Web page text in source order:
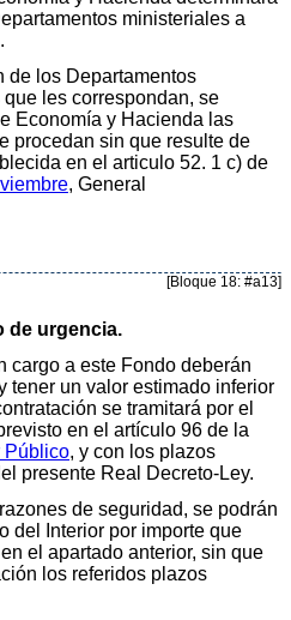
ministeriales a
de los Departamentos
les correspondan, se
Economía y Hacienda las
procedan sin que resulte de
en el articulo 52. 1 c) de
, General
[Bloque 18: #a13]
de urgencia.
cargo a este Fondo deberán
tener un valor estimado inferior
se tramitará por el
en el artículo 96 de la
Público, y con los plazos
presente Real Decreto-Ley.
de seguridad, se podrán
del Interior por importe que
el apartado anterior, sin que
los referidos plazos